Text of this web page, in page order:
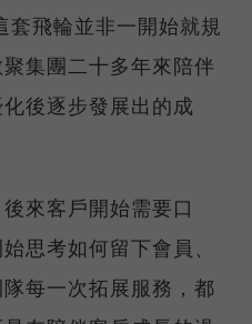
飛輪並非一開始就規
集團二十多年來陪伴
後逐步發展出的成
來客戶開始需要口
思考如何留下會員、
每一次拓展服務，都